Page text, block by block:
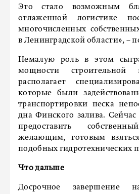
Это стало возможным
отлаженной логистике
многочисленных
в Ленинградской области», –
Немалую роль в этом
мощности
располагает
которые были
транспортировки песка
дна Финского залива.
предоставить
желающим, готовым
подобных гидротехнических
Что дальше
Досрочное завершение